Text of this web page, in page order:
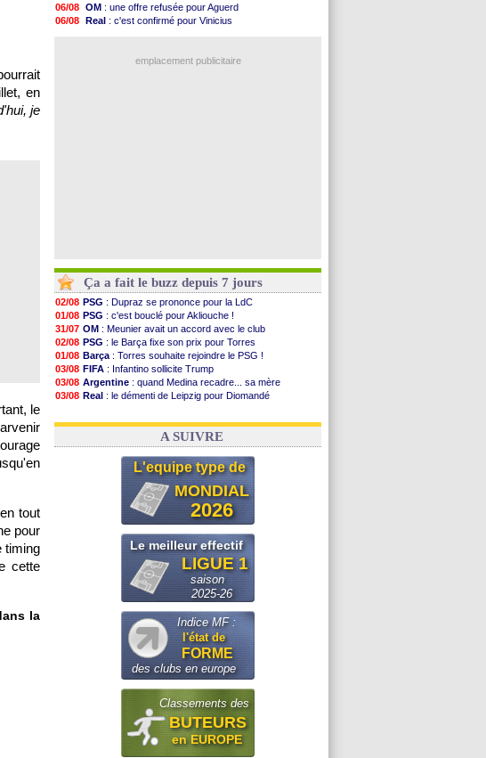
en
je
le
tout
pour
timing
cette
la
06/08 OM : une offre refusée pour Aguerd
06/08 Real : c'est confirmé pour Vinicius
: une offre pour Bulka
emplacement publicitaire
Ça a fait le buzz depuis 7 jours
02/08 PSG : Dupraz se prononce pour la LdC
01/08 PSG : c'est bouclé pour Akliouche !
31/07 OM : Meunier avait un accord avec le club
02/08 PSG : le Barça fixe son prix pour Torres
01/08 Barça : Torres souhaite rejoindre le PSG !
03/08 FIFA : Infantino sollicite Trump
03/08 Argentine : quand Medina recadre... sa mère
03/08 Real : le démenti de Leipzig pour Diomandé
31/07 FIFA: le conseiller d'Infantino démissionne !
A SUIVRE
L'equipe type de
MONDIAL
2026
Le meilleur effectif
LIGUE 1
saison
2025-26
Indice MF :
l'état de
FORME
des clubs en europe
Classements des
BUTEURS
en EUROPE